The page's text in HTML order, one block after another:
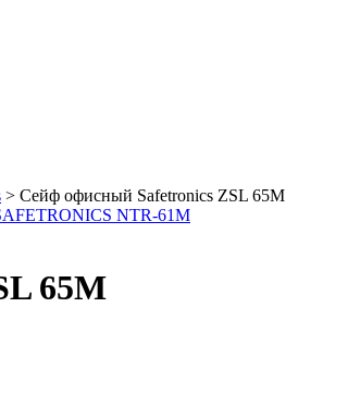
> Сейф офисный Safetronics ZSL 65M
NTR-61M
65M